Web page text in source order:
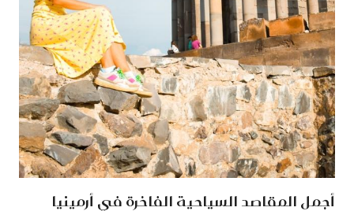
أجمل المقاصد السياحية الفاخرة في أرمينيا